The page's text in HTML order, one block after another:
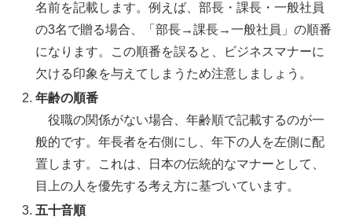
名前を記載します。例えば、部長・課長・一般社員
の3名で贈る場合、「部長→課長→一般社員」の順番
になります。この順番を誤ると、ビジネスマナーに
欠ける印象を与えてしまうため注意しましょう。
年齢の順番
役職の関係がない場合、年齢順で記載するのが一
般的です。年長者を右側にし、年下の人を左側に配
置します。これは、日本の伝統的なマナーとして、
目上の人を優先する考え方に基づいています。
五十音順